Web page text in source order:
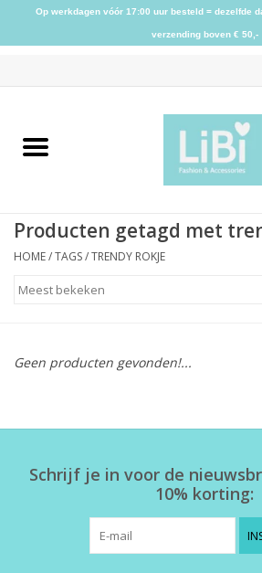
Home
Schoenen
Herensokken
Producten getagd met
HOME/TAGS/TRENDY ROKJE
Geen producten gevonden!...
Schrijf je in voor de
10% korting:
Op werkdagen vóór 17:00 uur besteld = dezelfde
verzending boven € 50,-